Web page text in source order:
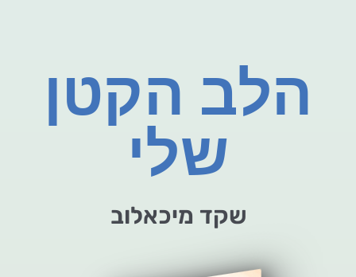
הלב הקטן
שלי
שקד מיכאלוב